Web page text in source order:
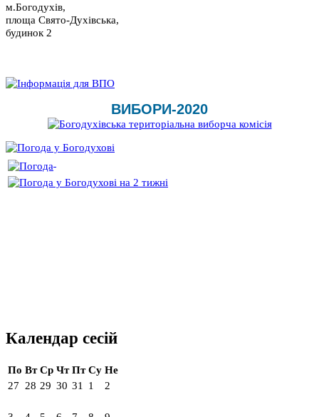
м.Богодухів,
площа Свято-Духівська,
будинок 2
ВИБОРИ-2020
Календар сесій
По Вт Ср Чт Пт Су Не
27 28 29 30 31 1 2